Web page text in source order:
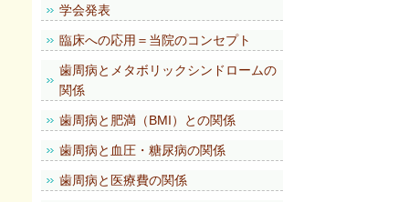
学会発表
臨床への応用＝当院のコンセプト
歯周病とメタボリックシンドロームの
関係
歯周病と肥満（BMI）との関係
歯周病と血圧・糖尿病の関係
歯周病と医療費の関係